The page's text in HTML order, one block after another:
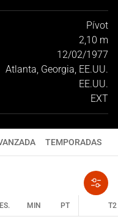
Pívot
2,10 m
12/02/1977
Atlanta, Georgia, EE.UU.
EE.UU.
EXT
TEMPORADAS
MIN PT T2